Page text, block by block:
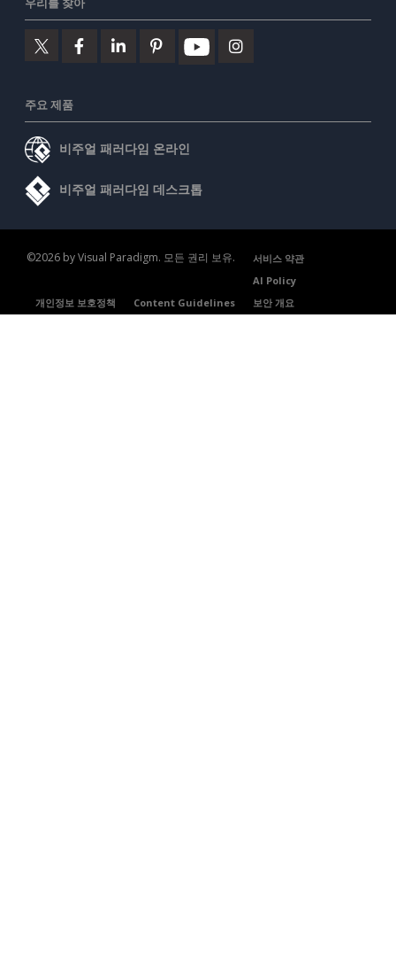
주요 제품
비주얼 패러다임 온라인
비주얼 패러다임 데스크톱
©2026 by Visual Paradigm. 모든 권리 보유.
서비스 약관
AI Policy
개인정보 보호정책
Content Guidelines 보안 개요